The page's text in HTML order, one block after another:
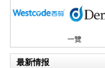
一覽
最新情报